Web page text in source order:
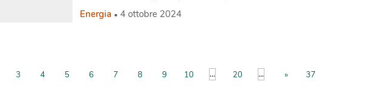
Energia 4 ottobre 2024
3 4 5 6 7 8 9 10 ... 20 ... » 37